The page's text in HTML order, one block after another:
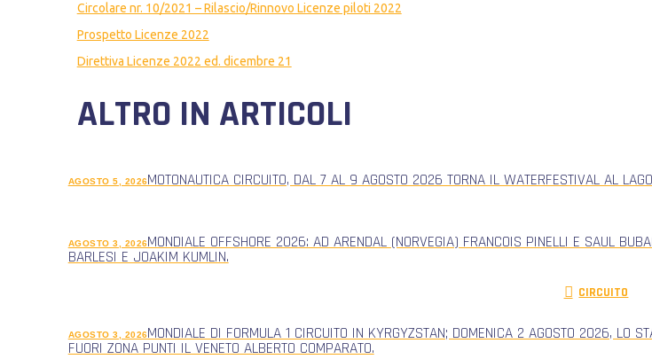
Circolare nr. 10/2021 – Rilascio/Rinnovo Licenze piloti 2022
Prospetto Licenze 2022
Direttiva Licenze 2022 ed. dicembre 21
ALTRO IN ARTICOLI
AGOSTO 5, 2026MOTONAUTICA CIRCUITO, DAL 7 AL 9 AGOSTO 2026 TORNA IL WATERFESTIVAL AL
AGOSTO 3, 2026MONDIALE OFFSHORE 2026: AD ARENDAL (NORVEGIA) FRANCOIS PINELLI E SAUL
BARLESI E JOAKIM KUMLIN.
CIRCUITO
AGOSTO 3, 2026MONDIALE DI FORMULA 1 CIRCUITO IN KYRGYZSTAN; DOMENICA 2 AGOSTO 2026, LO
FUORI ZONA PUNTI IL VENETO ALBERTO COMPARATO.